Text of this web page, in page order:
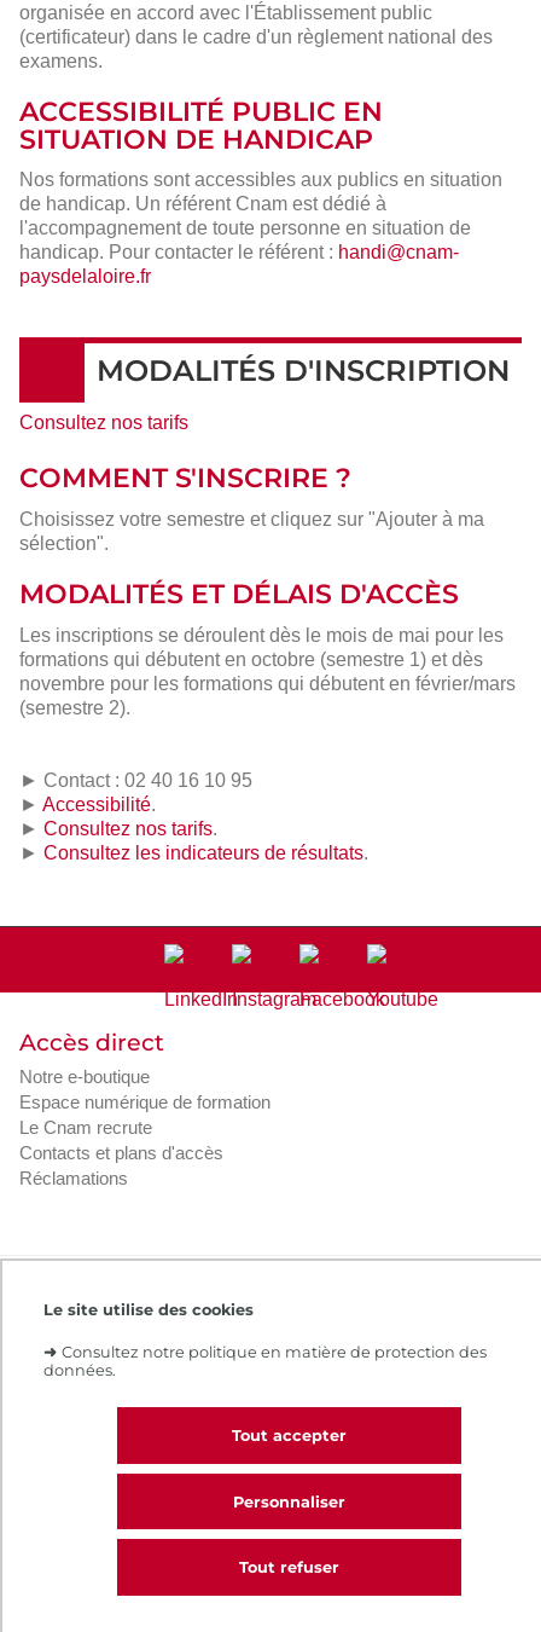
Le site utilise des cookies
➜ Consultez notre politique en matière de protection des
données.
Tout accepter
Tout refuser
Personnaliser
CALL
organisée en accord avec l'Établissement public
(certificateur) dans le cadre d'un règlement national des
examens.
ACCESSIBILITÉ PUBLIC EN
SITUATION DE HANDICAP
Nos formations sont accessibles aux publics en situation
de handicap. Un référent Cnam est dédié à
l'accompagnement de toute personne en situation de
handicap. Pour contacter le référent : handi@cnam-
paysdelaloire.fr
MODALITÉS D'INSCRIPTION
Consultez nos tarifs
COMMENT S'INSCRIRE ?
Choisissez votre semestre et cliquez sur "Ajouter à ma
sélection".
MODALITÉS ET DÉLAIS D'ACCÈS
Les inscriptions se déroulent dès le mois de mai pour les
formations qui débutent en octobre (semestre 1) et dès
novembre pour les formations qui débutent en février/mars
(semestre 2).
► Contact : 02 40 16 10 95
► Accessibilité.
► Consultez nos tarifs.
► Consultez les indicateurs de résultats.
Accès direct
Notre e-boutique
Espace numérique de formation
Le Cnam recrute
Contacts et plans d'accès
Réclamations
Règlement intérieur